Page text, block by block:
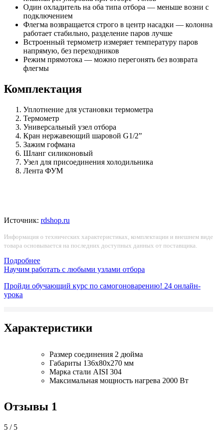
Один охладитель на оба типа отбора — меньше возни с
подключением
Флегма возвращается строго в центр насадки — колонна
работает стабильно, разделение паров лучше
Встроенный термометр измеряет температуру паров
напрямую, без переходников
Режим прямотока — можно перегонять без возврата
флегмы
Комплектация
Уплотнение для установки термометра
Термометр
Универсальный узел отбора
Кран нержавеющий шаровой G1/2”
Зажим гофмана
Шланг силиконовый
Узел для присоединения холодильника
Лента ФУМ
Источник: rdshop.ru
Информация о технических характеристиках, комплектации и внешнем виде
товара основывается на последних доступных данных от поставщика.
Подробнее
Научим работать с любыми узлами отбора
Пройди обучающий курс по самогоноварению! 24 онлайн-
урока
Характеристики
Размер соединения 2 дюйма
Габариты 136х80х270 мм
Марка стали AISI 304
Максимальная мощность нагрева 2000 Вт
Отзывы 1
5 / 5